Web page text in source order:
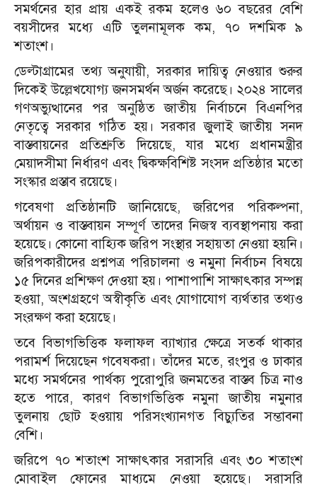
সমর্থনের হার প্রায় একই রকম হলেও ৬০ বছরের বেশি
বয়সীদের মধ্যে এটি তুলনামূলক কম, ৭০ দশমিক ৯
শতাংশ।
ডেল্টাগ্রামের তথ্য অনুযায়ী, সরকার দায়িত্ব নেওয়ার শুরুর
দিকেই উল্লেখযোগ্য জনসমর্থন অর্জন করেছে। ২০২৪ সালের
গণঅভ্যুত্থানের পর অনুষ্ঠিত জাতীয় নির্বাচনে বিএনপির
নেতৃত্বে সরকার গঠিত হয়। সরকার জুলাই জাতীয় সনদ
বাস্তবায়নের প্রতিশ্রুতি দিয়েছে, যার মধ্যে প্রধানমন্ত্রীর
মেয়াদসীমা নির্ধারণ এবং দ্বিকক্ষবিশিষ্ট সংসদ প্রতিষ্ঠার মতো
সংস্কার প্রস্তাব রয়েছে।
গবেষণা প্রতিষ্ঠানটি জানিয়েছে, জরিপের পরিকল্পনা,
অর্থায়ন ও বাস্তবায়ন সম্পূর্ণ তাদের নিজস্ব ব্যবস্থাপনায় করা
হয়েছে। কোনো বাহ্যিক জরিপ সংস্থার সহায়তা নেওয়া হয়নি।
জরিপকারীদের প্রশ্নপত্র পরিচালনা ও নমুনা নির্বাচন বিষয়ে
১৫ দিনের প্রশিক্ষণ দেওয়া হয়। পাশাপাশি সাক্ষাৎকার সম্পন্ন
হওয়া, অংশগ্রহণে অস্বীকৃতি এবং যোগাযোগ ব্যর্থতার তথ্যও
সংরক্ষণ করা হয়েছে।
তবে বিভাগভিত্তিক ফলাফল ব্যাখ্যার ক্ষেত্রে সতর্ক থাকার
পরামর্শ দিয়েছেন গবেষকরা। তাঁদের মতে, রংপুর ও ঢাকার
মধ্যে সমর্থনের পার্থক্য পুরোপুরি জনমতের বাস্তব চিত্র নাও
হতে পারে, কারণ বিভাগভিত্তিক নমুনা জাতীয় নমুনার
তুলনায় ছোট হওয়ায় পরিসংখ্যানগত বিচ্যুতির সম্ভাবনা
বেশি।
জরিপে ৭০ শতাংশ সাক্ষাৎকার সরাসরি এবং ৩০ শতাংশ
মোবাইল ফোনের মাধ্যমে নেওয়া হয়েছে। সরাসরি